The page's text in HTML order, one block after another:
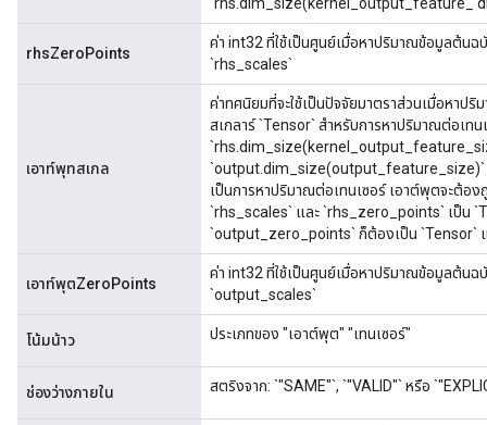
rhsZeroPoints
ค่า int32 ที่ใช้เป็นศูนย์เมื่อหาปริมาณข้อมูลต้น
`rhs_scales`
เอาท์พุทสเกล
ค่าทศนิยมที่จะใช้เป็นปัจจัยมาตราส่วนเมื่อหา
สเกลาร์ `Tensor` สำหรับการหาปริมาณต่อเทน
เป็นการหาปริมาณต่อเทนเซอร์ เอาต์พุตจะต้อ
`rhs_scales` และ `rhs_zero_points` เป็น
`output_zero_points` ก็ต้องเป็น `Tensor`
เอาท์พุตZeroPoints
ค่า int32 ที่ใช้เป็นศูนย์เมื่อหาปริมาณข้อมูลต้น
`output_scales`
โน้มน้าว ประเภทของ "เอาต์พุต" "เทนเซอร์"
ช่องว่างภายใน สตริงจาก: `"SAME"`, `"VALID"` หรือ